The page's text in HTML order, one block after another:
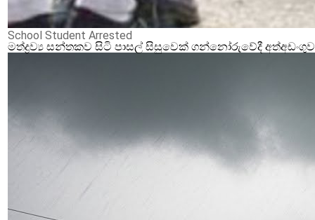
School Student Arrested
මත්ද්‍රව්‍ය සන්තකව සිටි පාසල් සිසුවෙක් ගන්නෝරුවේදී